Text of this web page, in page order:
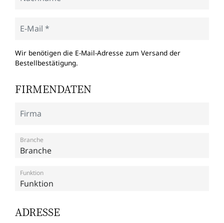
Wir benötigen die E-Mail-Adresse zum Versand der
Bestellbestätigung.
FIRMENDATEN
Branche
Funktion
ADRESSE